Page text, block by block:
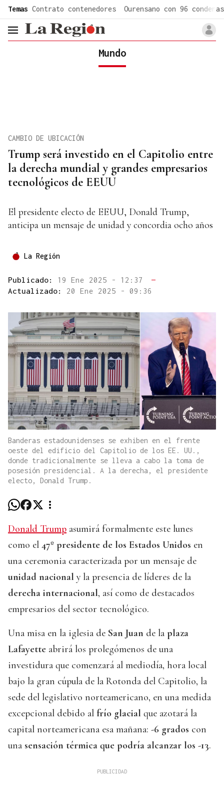
Temas Contrato contenedores Ourensano con 96 condenas
header.menu.open
Mundo
Trump será investido en el Capitolio entre
la derecha mundial y grandes empresarios
tecnológicos de EEUU
CAMBIO DE UBICACIÓN
El presidente electo de EEUU, Donald Trump,
anticipa un mensaje de unidad y concordia ocho años
La Región
Publicado: 19 Ene 2025 - 12:37
—
Actualizado: 20 Ene 2025 - 09:36
Banderas estadounidenses se exhiben en el frente
oeste del edificio del Capitolio de los EE. UU.,
donde tradicionalmente se lleva a cabo la toma de
posesión presidencial. A la derecha, el presidente
electo, Donald Trump.
Donald Trump asumirá formalmente este lunes
como el 47º presidente de los Estados Unidos en
una ceremonia caracterizada por un mensaje de
unidad nacional y la presencia de líderes de la
derecha internacional, así como de destacados
empresarios del sector tecnológico.
Una misa en la iglesia de San Juan de la plaza
Lafayette abrirá los prolegómenos de una
investidura que comenzará al mediodía, hora local
bajo la gran cúpula de la Rotonda del Capitolio, la
sede del legislativo norteamericano, en una medida
excepcional debido al frío glacial que azotará la
capital norteamericana esa mañana: -6 grados con
una sensación térmica que podría alcanzar los -13.